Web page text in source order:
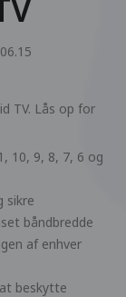
TV. Lås op for
10, 9, 8, 7, 6 og
sikre
båndbredde
af enhver
beskytte